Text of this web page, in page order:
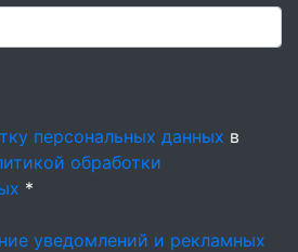
персональных данных в
обработки
*
уведомлений и рекламных